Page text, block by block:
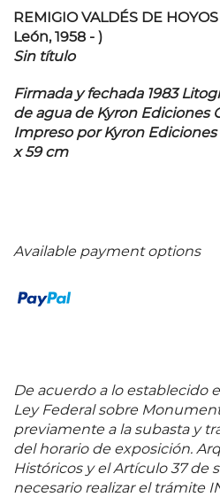
REMIGIO VALDÉS DE
León, 1958 - )
Sin título
Firmada y fechada 1983
de agua de Kyron Ediciones
Impreso por Kyron Ediciones
x 59 cm
Available payment options
De acuerdo a lo establecido
Ley Federal sobre
previamente a la subasta y
del horario de exposición.
Históricos y el Artículo 37 de
necesario realizar el trámite